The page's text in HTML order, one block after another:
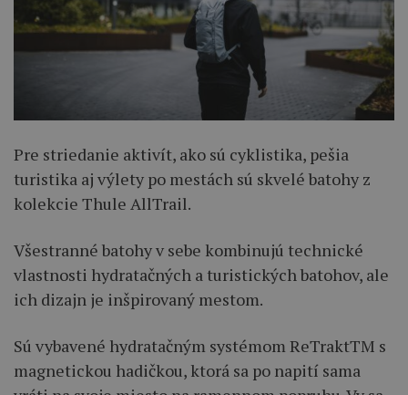
Pre striedanie aktivít, ako sú cyklistika, pešia
turistika aj výlety po mestách sú skvelé batohy z
kolekcie Thule AllTrail.
Všestranné batohy v sebe kombinujú technické
vlastnosti hydratačných a turistických batohov, ale
ich dizajn je inšpirovaný mestom.
Sú vybavené hydratačným systémom ReTraktTM s
magnetickou hadičkou, ktorá sa po napití sama